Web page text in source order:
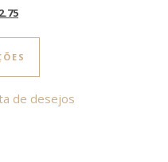
preço original era: €3.30.
2.75O preço atual é: €2.75.
This product has
de desejos